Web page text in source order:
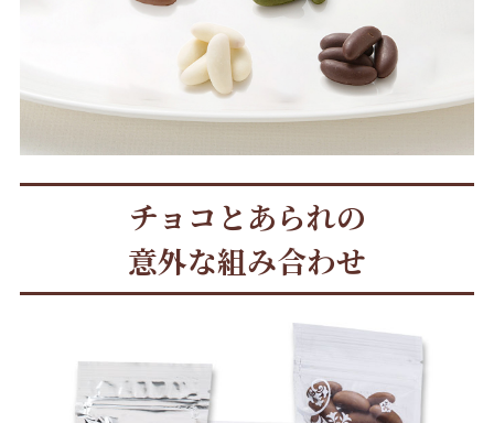
チョコとあられの
意外な組み合わせ